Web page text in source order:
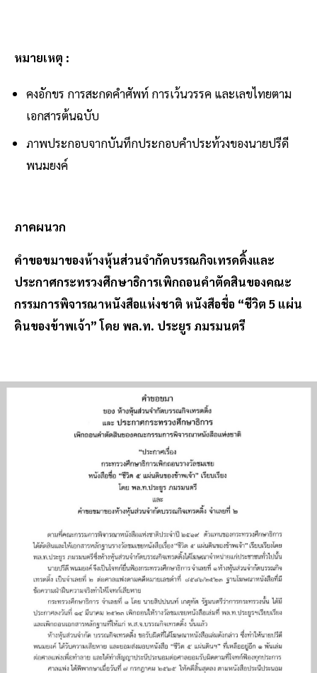
หมายเหตุ :
คงอักขร การสะกดคำศัพท์ การเว้นวรรค และเลขไทยตาม
เอกสารต้นฉบับ
ภาพประกอบจากบันทึกประกอบคำประท้วงของนายปรีดี
พนมยงค์
ภาคผนวก
คำขอขมาของห้างหุ้นส่วนจำกัดบรรณกิจเทรดดิ้งและ
ประกาศกระทรวงศึกษาธิการเพิกถอนคำตัดสินของคณะ
กรรมการพิจารณาหนังสือแห่งชาติ หนังสือชื่อ “ชีวิต 5 แผ่น
ดินของข้าพเจ้า” โดย พล.ท. ประยูร ภมรมนตรี